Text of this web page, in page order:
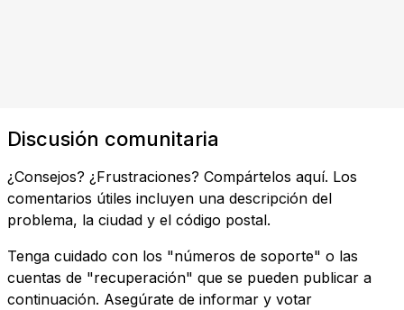
Discusión comunitaria
¿Consejos? ¿Frustraciones? Compártelos aquí. Los
comentarios útiles incluyen una descripción del
problema, la ciudad y el código postal.
Tenga cuidado con los "números de soporte" o las
cuentas de "recuperación" que se pueden publicar a
continuación. Asegúrate de informar y votar